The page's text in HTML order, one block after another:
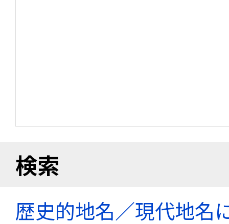
検索
歴史的地名／現代地名